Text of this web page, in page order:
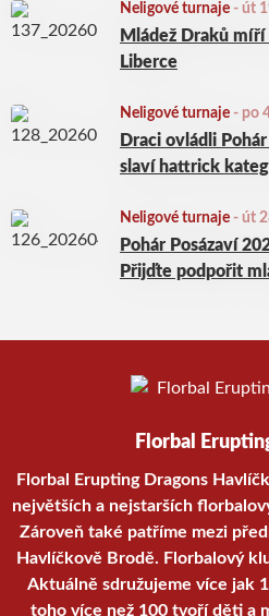
Neligové turnaje - út
Mládež Draků míří
Liberce
Neligové turnaje - po
Draci ovládli
slaví hattrick
Neligové turnaje - út
Pohár Posázaví
Přijďte podpořit
Florbal
Florbal Erupting Dragons
největších a nejstarších
Zároveň také patříme mezi
Havlíčkově Brodě. Florbalový
Aktuálně sdružujeme více jak
toho více než 100 tvoří děti a